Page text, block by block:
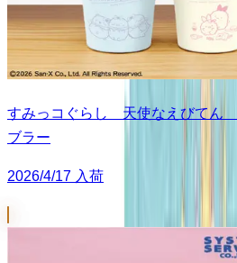
すみっコぐらし 天使なえびてん
ブラー
2026/4/17 入荷